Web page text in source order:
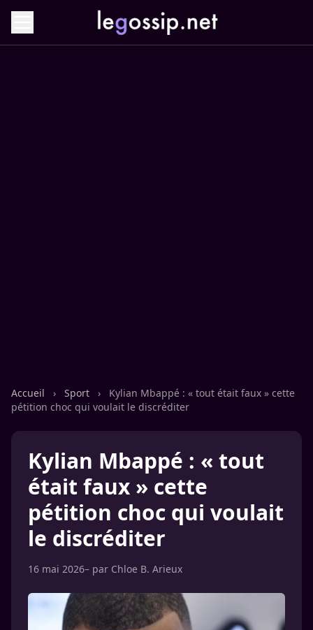
Accueil › Sport ›
Kylian Mbappé : « tout était faux » cette
pétition choc qui voulait le discréditer
Kylian Mbappé : « tout
était faux » cette
pétition choc qui voulait
le discréditer
16 mai 2026– par Chloe B. Arieux